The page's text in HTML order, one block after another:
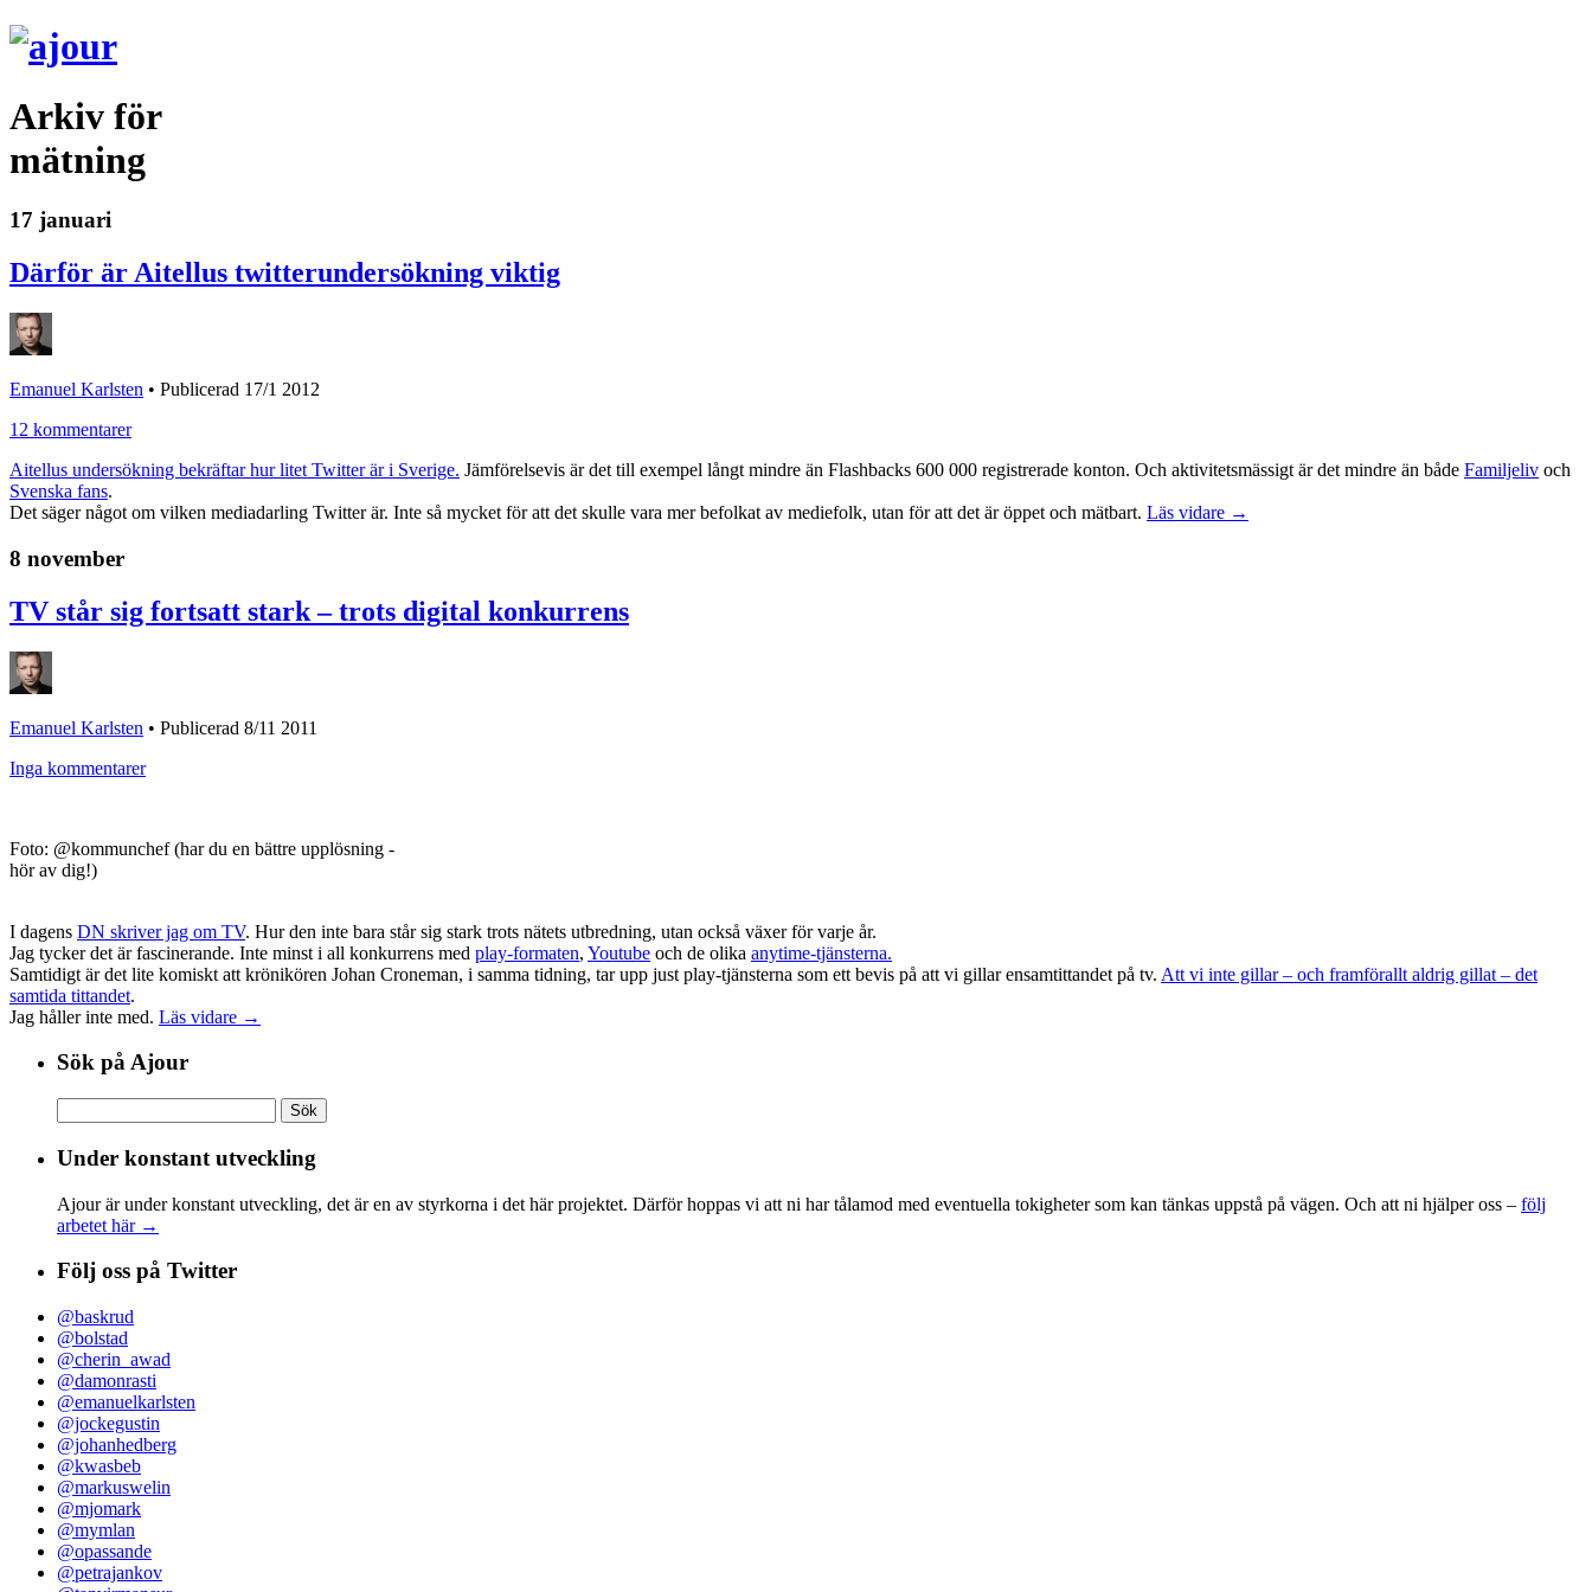
Arkiv för
mätning
17 januari
Därför är Aitellus twitterundersökning viktig
Emanuel Karlsten • Publicerad 17/1 2012
12 kommentarer
Aitellus undersökning bekräftar hur litet Twitter är i Sverige. Jämförelsevis är det till exempel långt mindre än Flashbacks 600 000 registrerade konton. Och aktivitetsmässigt är det mindre än både Familjeliv och
Svenska fans.
Det säger något om vilken mediadarling Twitter är. Inte så mycket för att det skulle vara mer befolkat av mediefolk, utan för att det är öppet och mätbart. Läs vidare →
8 november
TV står sig fortsatt stark – trots digital konkurrens
Emanuel Karlsten • Publicerad 8/11 2011
Inga kommentarer
Foto: @kommunchef (har du en bättre upplösning -
hör av dig!)
I dagens DN skriver jag om TV. Hur den inte bara står sig stark trots nätets utbredning, utan också växer för varje år.
Jag tycker det är fascinerande. Inte minst i all konkurrens med play-formaten, Youtube och de olika anytime-tjänsterna.
Samtidigt är det lite komiskt att krönikören Johan Croneman, i samma tidning, tar upp just play-tjänsterna som ett bevis på att vi gillar ensamtittandet på tv. Att vi inte gillar – och framförallt aldrig gillat – det
samtida tittandet.
Jag håller inte med. Läs vidare →
Sök på Ajour
efter:
Under konstant utveckling
Ajour är under konstant utveckling, det är en av styrkorna i det här projektet. Därför hoppas vi att ni har tålamod med eventuella tokigheter som kan tänkas uppstå på vägen. Och att ni hjälper oss – följ
arbetet här →
Följ oss på Twitter
@baskrud
@bolstad
@cherin_awad
@damonrasti
@emanuelkarlsten
@jockegustin
@johanhedberg
@kwasbeb
@markuswelin
@mjomark
@mymlan
@opassande
@petrajankov